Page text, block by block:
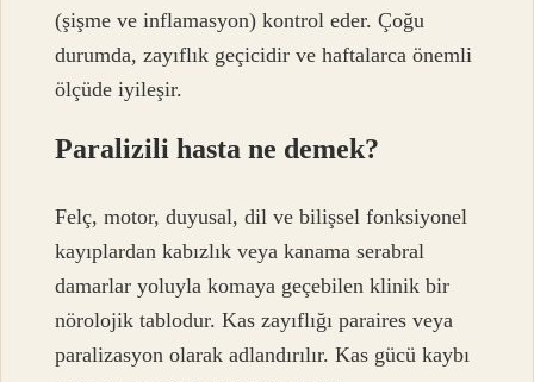
(şişme ve inflamasyon) kontrol eder. Çoğu
durumda, zayıflık geçicidir ve haftalarca önemli
ölçüde iyileşir.
Paralizili hasta ne demek?
Felç, motor, duyusal, dil ve bilişsel fonksiyonel
kayıplardan kabızlık veya kanama serabral
damarlar yoluyla komaya geçebilen klinik bir
nörolojik tablodur. Kas zayıflığı paraires veya
paralizasyon olarak adlandırılır. Kas gücü kaybı